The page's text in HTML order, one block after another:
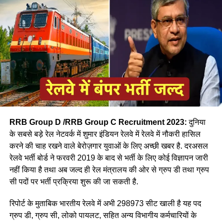
आपने अमूमन पुरुषों को ही रेल चलाते हुए देखा होगा लेकिन माथे पर लाल
बिंदी, भरी हुई मांग और हाथ में लाल चूड़ी पहने हुए महिला लोकों पायलेट
नीलम राथल रेल में सवार हजारों यात्रियों को सुरक्षित गंतव्य पहुंचाने की
रेलवे की सीनियर असिस्टेंट लोको पायलट नीलम बताती है कि जब वे
पेसीजर ट्रेन चलाती है तो कई लोग उन्हें देख कर हेरान रह जाते है कुछ
RRB Group D /RRB Group C Recruitment 2023:दुनिया
के सबसे बड़े रेल नेटवर्क में शुमार इंडियन रेलवे में रेलवे में नौकरी हासिल
करने की चाह रखने वाले बेरोज़गार युवाओं के लिए अच्छी खबर है. दरअसल
रेलवे भर्ती बोर्ड ने फरवरी 2019 के बाद से भर्ती के लिए कोई विज्ञापन जारी
नहीं किया है तथा अब जल्द ही रेल मंत्रालय की ओर से ग्रुप डी तथा ग्रुप
सी पदों पर भर्ती प्रक्रिया शुरू की जा सकती है.
रिपोर्ट के मुताबिक भारतीय रेलवे में अभी 298973 सीट खाली है यह पद
ग्रुप डी, ग्रुप सी, लोको पायलट, सहित अन्य विभागीय कर्मचारियों के